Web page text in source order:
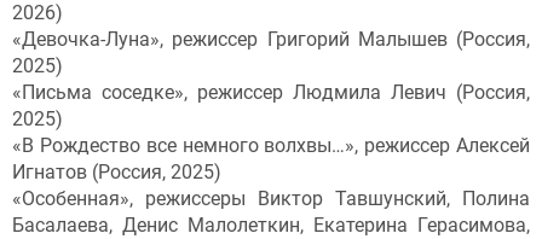
2026)
«Девочка-Луна», режиссер Григорий Малышев (Россия,
2025)
«Письма соседке», режиссер Людмила Левич (Россия,
2025)
«В Рождество все немного волхвы…», режиссер Алексей
Игнатов (Россия, 2025)
«Особенная», режиссеры Виктор Тавшунский, Полина
Басалаева, Денис Малолеткин, Екатерина Герасимова,